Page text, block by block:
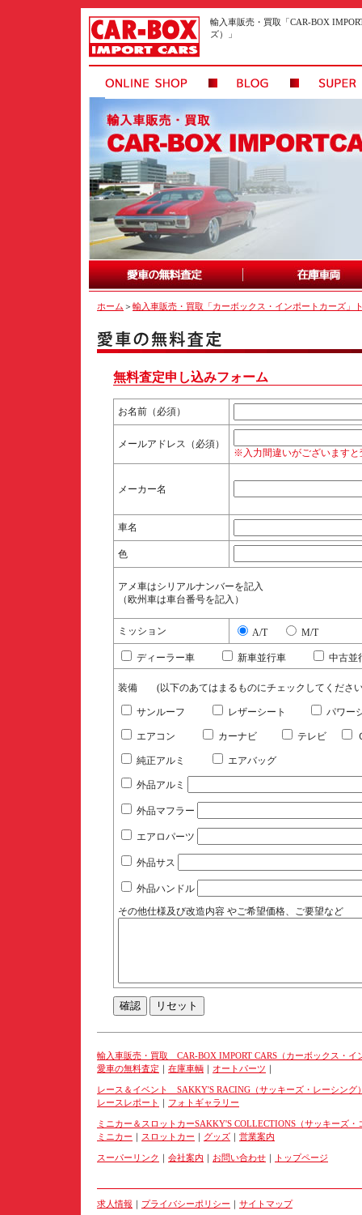
輸入車販売・買取「CAR-BOX
ズ）」
ホーム ＞ 輸入車販売・買取「カーボックス・インポートカーズ」
無料査定申し込みフォーム
お名前（必須）
メールアドレス（必須）
※入力間違いがございますと
メーカー名
車名
色
アメ車はシリアルナンバーを記入
（欧州車は車台番号を記入）
ミッション A/T M/T
ディーラー車 新車並行車 中古並
装備 (以下のあてはまるものにチェックしてくださ
サンルーフ レザーシート パワ
エアコン カーナビ テレビ
純正アルミ エアバッグ
外品アルミ
外品マフラー
エアロパーツ
外品サス
外品ハンドル
その他仕様及び改造内容 やご希望価格、ご要望など
輸入車販売・買取 CAR-BOX IMPORT CARS（カーボックス・イ
愛車の無料査定 ｜ 在庫車輌 ｜ オートパーツ ｜
レース＆イベント SAKKY'S RACING（サッキーズ・レーシング
レースレポート ｜ フォトギャラリー
ミニカー＆スロットカーSAKKY'S COLLECTIONS（サッキーズ・
ミニカー ｜ スロットカー ｜ グッズ ｜ 営業案内
スーパーリンク ｜ 会社案内 ｜ お問い合わせ ｜ トップページ
求人情報 ｜ プライバシーポリシー ｜ サイトマップ